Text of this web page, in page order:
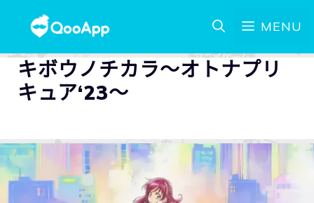
MENU
キボウノチカラ～オトナプリ
キュア‘23～